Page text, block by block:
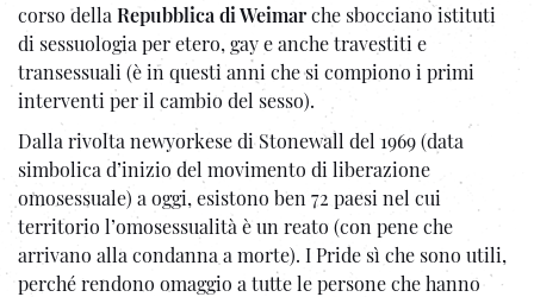
corso della Repubblica di Weimarche sbocciano istituti
di sessuologia per etero, gay e anche travestiti e
transessuali (è in questi anni che si compiono i primi
interventi per il cambio del sesso).
Dalla rivolta newyorkese di Stonewall del 1969 (data
simbolica d’inizio del movimento di liberazione
omosessuale) a oggi, esistono ben 72 paesi nel cui
territorio l’omosessualità è un reato (con pene che
arrivano alla condanna a morte). I Pride sì che sono utili,
perché rendono omaggio a tutte le persone che hanno